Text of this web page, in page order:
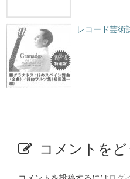
レコード芸術
コメントを